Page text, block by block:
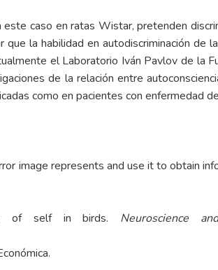
caso en ratas Wistar, pretenden
la habilidad en autodiscriminación de
el Laboratorio Iván Pavlov de la
de la relación entre
como en pacientes con enfermedad
image represents and use it to obtain
of self in birds. Neuroscience